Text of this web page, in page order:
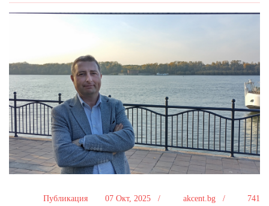
Публикация 07 Окт, 2025 / akcent.bg / 741